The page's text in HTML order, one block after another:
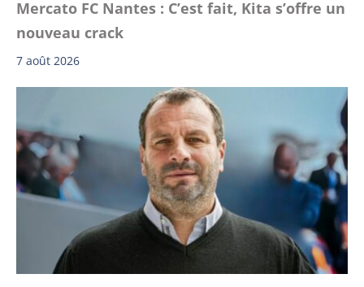
Mercato FC Nantes : C’est fait, Kita s’offre un
nouveau crack
7 août 2026